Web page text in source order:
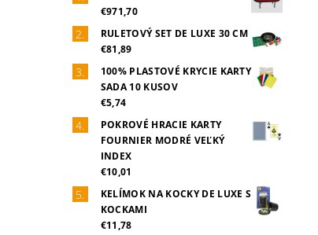
€971,70
RULETOVÝ SET DE LUXE 30 CM
€81,89
100% PLASTOVÉ KRYCIE KARTY
SADA 10 KUSOV
€5,74
POKROVÉ HRACIE KARTY
FOURNIER MODRÉ VEĽKÝ
INDEX
€10,01
KELÍMOK NA KOCKY DE LUXE S
KOCKAMI
€11,78